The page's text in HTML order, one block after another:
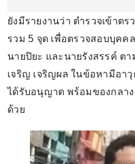
ยังมีรายงานว่า ตำรวจเข้า
รวม 5 จุด เพื่อตรวจสอบบุค
นายปิยะ และนายรังสรรค์ ต
เจริญ เจริญผล ในข้อหามีอา
ได้รับอนุญาต พร้อมของกลา
ด้วย